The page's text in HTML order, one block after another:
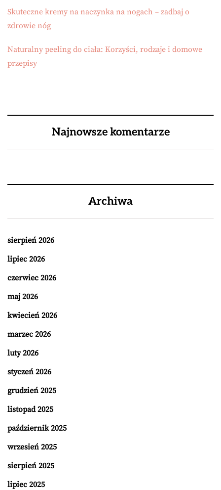
Skuteczne kremy na naczynka na nogach – zadbaj o
zdrowie nóg
Naturalny peeling do ciała: Korzyści, rodzaje i domowe
przepisy
Najnowsze komentarze
Archiwa
sierpień 2026
lipiec 2026
czerwiec 2026
maj 2026
kwiecień 2026
marzec 2026
luty 2026
styczeń 2026
grudzień 2025
listopad 2025
październik 2025
wrzesień 2025
sierpień 2025
lipiec 2025